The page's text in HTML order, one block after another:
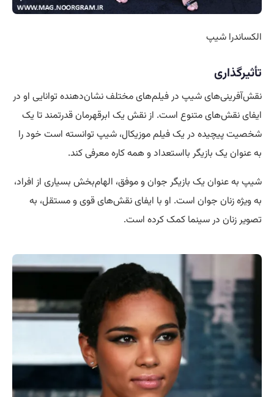
الکساندرا شیپ
تأثیرگذاری
نقش‌آفرینی‌های شیپ در فیلم‌های مختلف نشان‌دهنده توانایی او در
ایفای نقش‌های متنوع است. از نقش یک ابرقهرمان قدرتمند تا یک
شخصیت پیچیده در یک فیلم موزیکال، شیپ توانسته است خود را
به عنوان یک بازیگر بااستعداد و همه کاره معرفی کند.
شیپ به عنوان یک بازیگر جوان و موفق، الهام‌بخش بسیاری از افراد،
به ویژه زنان جوان است. او با ایفای نقش‌های قوی و مستقل، به
تصویر زنان در سینما کمک کرده است.